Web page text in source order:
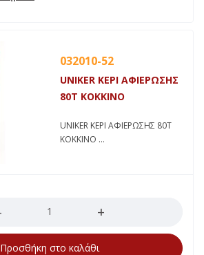
032010-52
UNIKER ΚΕΡΙ ΑΦΙΕΡΩΣΗΣ
80Τ ΚΟΚΚΙΝΟ
UNIKER ΚΕΡΙ ΑΦΙΕΡΩΣΗΣ 80Τ
ΚΟΚΚΙΝΟ
Προσθήκη στο καλάθι